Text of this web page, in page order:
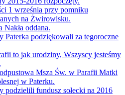
1 września przy pomniku
na Żwirowisku.
Nakła oddana.
Paterka podziękowali za tegoroczne
to jak urodziny, Wszyscy jesteśmy
Msza Św. w Parafii Matki
w Paterku.
podzielili fundusz sołecki na 2016